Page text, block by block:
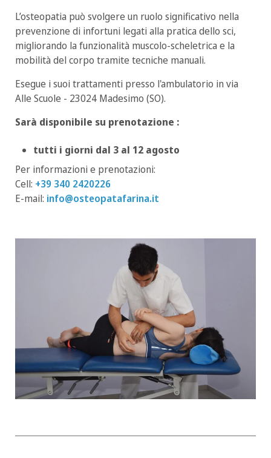
L’osteopatia può svolgere un ruolo significativo nella
prevenzione di infortuni legati alla pratica dello sci,
migliorando la funzionalità muscolo-scheletrica e la
mobilità del corpo tramite tecniche manuali.
Esegue i suoi trattamenti presso l'ambulatorio in via
Alle Scuole - 23024 Madesimo (SO).
Sarà disponibile su prenotazione :
tutti i giorni dal 3 al 12 agosto
Per informazioni e prenotazioni:
Cell: +39 340 2420226
E-mail: info@osteopatafarina.it